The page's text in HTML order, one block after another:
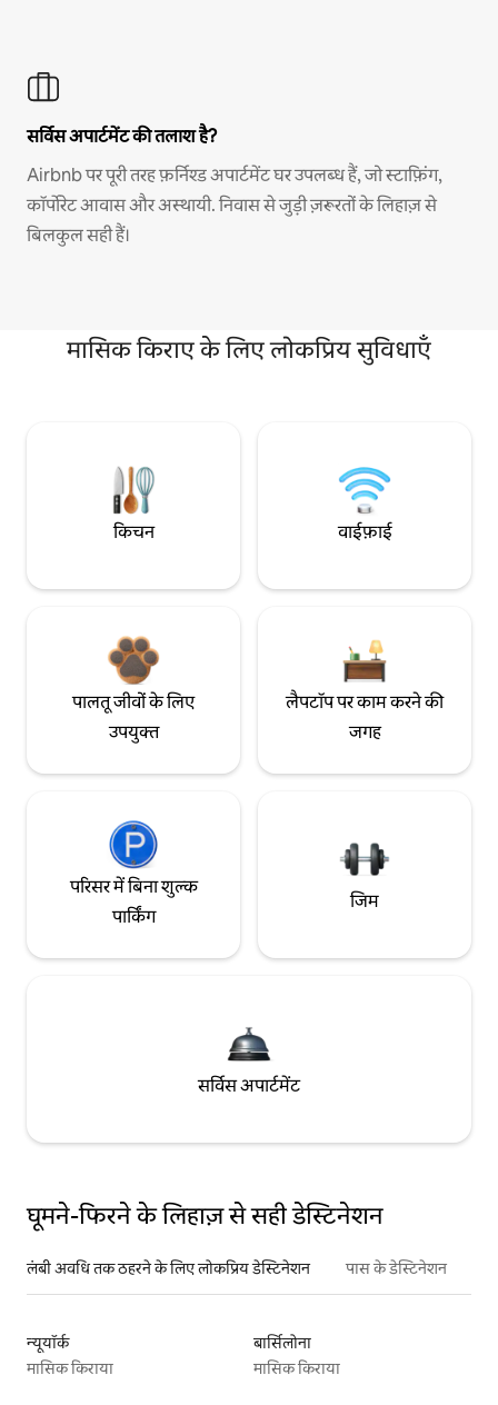
सर्विस अपार्टमेंट की तलाश है?
Airbnb पर पूरी तरह फ़र्निश्ड अपार्टमेंट घर उपलब्ध हैं, जो स्टाफ़िंग,
कॉर्पोरेट आवास और अस्थायी. निवास से जुड़ी ज़रूरतों के लिहाज़ से
बिलकुल सही हैं।
मासिक किराए के लिए लोकप्रिय सुविधाएँ
किचन वाईफ़ाई
पालतू जीवों के लिए
उपयुक्त
लैपटॉप पर काम करने की
जगह
परिसर में बिना शुल्क
पार्किंग
जिम
सर्विस अपार्टमेंट
घूमने-फिरने के लिहाज़ से सही डेस्टिनेशन
लंबी अवधि तक ठहरने के लिए लोकप्रिय डेस्टिनेशन पास के डेस्टिनेशन
न्यूयॉर्क
मासिक किराया
बार्सिलोना
मासिक किराया